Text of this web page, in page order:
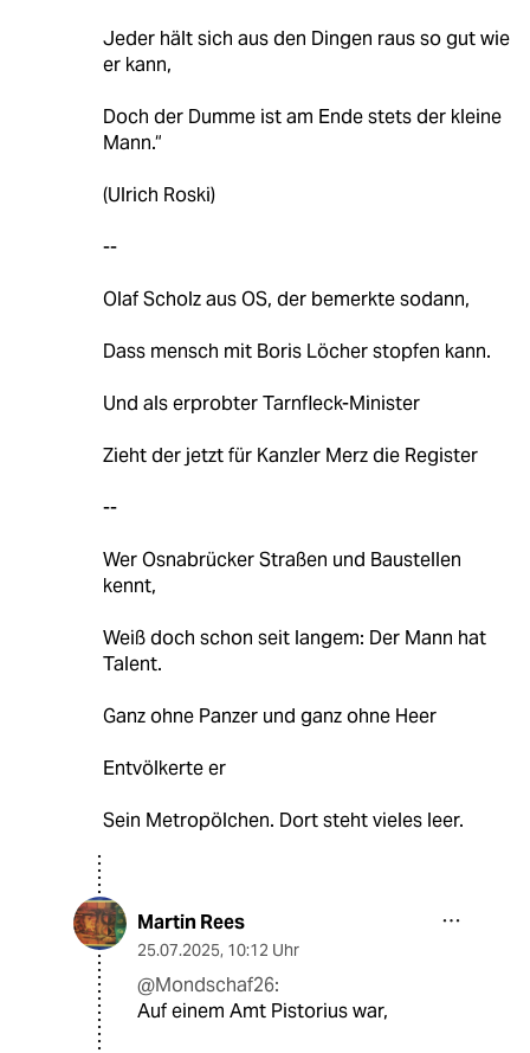
Jeder hält sich aus den Dingen raus so gut wie
er kann,
Doch der Dumme ist am Ende stets der kleine
Mann.“
(Ulrich Roski)
--
Olaf Scholz aus OS, der bemerkte sodann,
Dass mensch mit Boris Löcher stopfen kann.
Und als erprobter Tarnfleck-Minister
Zieht der jetzt für Kanzler Merz die Register
--
Wer Osnabrücker Straßen und Baustellen
kennt,
Weiß doch schon seit langem: Der Mann hat
Talent.
Ganz ohne Panzer und ganz ohne Heer
Entvölkerte er
Sein Metropölchen. Dort steht vieles leer.
Martin Rees
25.07.2025, 10:12 Uhr
@Mondschaf26:
Auf einem Amt Pistorius war,